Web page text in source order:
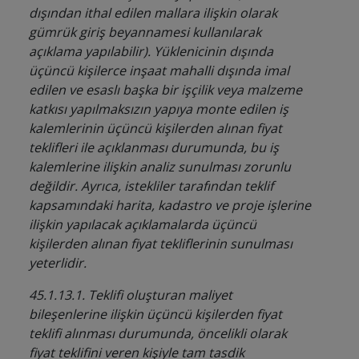
dışından ithal edilen mallara ilişkin olarak
gümrük giriş beyannamesi kullanılarak
açıklama yapılabilir). Yüklenicinin dışında
üçüncü kişilerce inşaat mahalli dışında imal
edilen ve esaslı başka bir işçilik veya malzeme
katkısı yapılmaksızın yapıya monte edilen iş
kalemlerinin üçüncü kişilerden alınan fiyat
teklifleri ile açıklanması durumunda, bu iş
kalemlerine ilişkin analiz sunulması zorunlu
değildir. Ayrıca, istekliler tarafından teklif
kapsamındaki harita, kadastro ve proje işlerine
ilişkin yapılacak açıklamalarda üçüncü
kişilerden alınan fiyat tekliflerinin sunulması
yeterlidir.
45.1.13.1. Teklifi oluşturan maliyet
bileşenlerine ilişkin üçüncü kişilerden fiyat
teklifi alınması durumunda, öncelikli olarak
fiyat teklifini veren kişiyle tam tasdik